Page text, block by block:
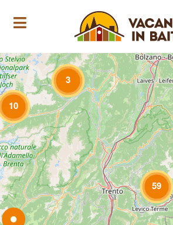
3
10
59
Loading Maps